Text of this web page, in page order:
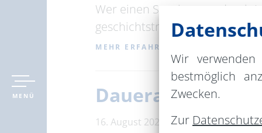
MENÜ
Wer einen Spaziergang durch
geschichtsträchtigen Stadt,
MEHR ERFAHREN
16. August 2026 10:00 – 17:00 Uhr
Wir
bestmöglich
Zwecken.
Zur